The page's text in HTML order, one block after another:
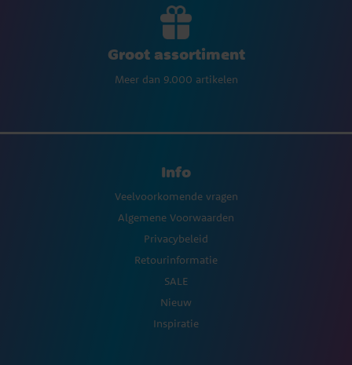
Groot assortiment
Meer dan 9.000 artikelen
Info
Veelvoorkomende vragen
Algemene Voorwaarden
Privacybeleid
Retourinformatie
SALE
Nieuw
Inspiratie